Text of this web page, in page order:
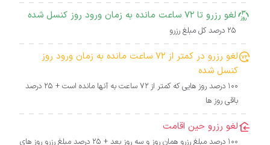
لغو رزرو تا 72 ساعت مانده به زمان ورود روز کنسل شده
25 درصد کل مبلغ رزرو
لغو رزرو در کمتر از 72 ساعت مانده به زمان ورود روز
کنسل شده
100 درصد روز هایی که کمتر از 72 ساعت به آنها مانده است + 25 درصد
باقی روز ها
لغو رزرو حین اقامت
100 درصد مبلغ رزرو همان روز و سه روز بعد + 25 درصد مبلغ رزرو روز های